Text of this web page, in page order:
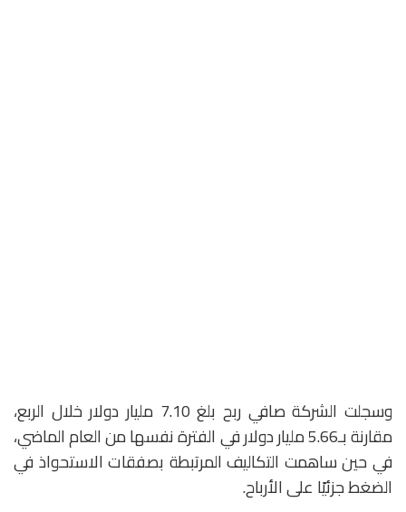
وسجلت الشركة صافي ربح بلغ 7.10 مليار دولار خلال الربع،
مقارنة بـ5.66 مليار دولار في الفترة نفسها من العام الماضي،
في حين ساهمت التكاليف المرتبطة بصفقات الاستحواذ في
الضغط جزئيًا على الأرباح.